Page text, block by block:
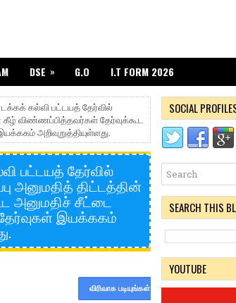
DSE » G.O I.T FORM 2026
கல்வி பட்டயத் தேர்வில்
கீழ் விண்ணப்பித்தவர்கள் தேர்வுக்கூட
அறிவுறுத்தியுள்ளது.
பட்டயத் தேர்வில்
அனுமதித் திட்டத்தின்
அனுமதிச் சீட்டை
இயக்ககம்
விரிவாக படியுங்கள்
SOCIAL
SEARCH THIS
YOUTUBE